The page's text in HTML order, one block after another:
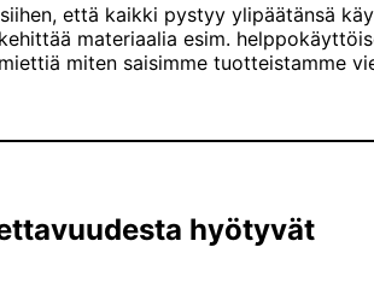
että kaikki pystyy ylipäätänsä
materiaalia esim.
miten saisimme tuotteistamme
hyötyvät